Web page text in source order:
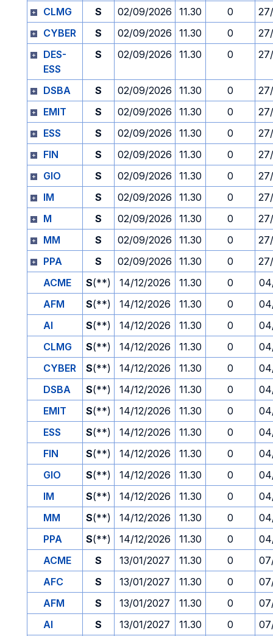
CLMG
S 02/09/2026 11.30 0
CYBER
S 02/09/2026 11.30 0
DES-
ESS
S 02/09/2026 11.30 0
DSBA S 02/09/2026 11.30 0
EMIT
S 02/09/2026 11.30 0
ESS
S 02/09/2026 11.30 0
FIN
S 02/09/2026 11.30 0
GIO
S 02/09/2026 11.30 0
IM
S 02/09/2026 11.30 0
M
S 02/09/2026 11.30 0
MM
S 02/09/2026 11.30 0
PPA
S 02/09/2026 11.30 0
ACME
S(**) 14/12/2026 11.30 0
AFM
S(**) 14/12/2026 11.30 0
AI
S(**) 14/12/2026 11.30 0
CLMG
S(**) 14/12/2026 11.30 0
CYBER
S(**) 14/12/2026 11.30 0
DSBA
S(**) 14/12/2026 11.30 0
EMIT
S(**) 14/12/2026 11.30 0
ESS
S(**) 14/12/2026 11.30 0
FIN
S(**) 14/12/2026 11.30 0
GIO
S(**) 14/12/2026 11.30 0
IM
S(**) 14/12/2026 11.30 0
MM
S(**) 14/12/2026 11.30 0
PPA
S(**) 14/12/2026 11.30 0
ACME
S 13/01/2027 11.30 0
AFC
S 13/01/2027 11.30 0
AFM
S 13/01/2027 11.30 0
AI
S 13/01/2027 11.30 0